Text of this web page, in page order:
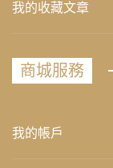
我的收藏文章
商城服務
我的帳戶